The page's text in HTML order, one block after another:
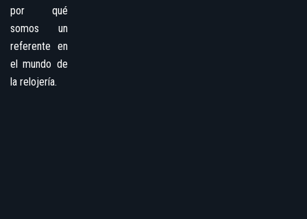
por qué
somos un
referente en
el mundo de
la relojería.